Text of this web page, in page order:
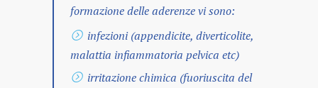
formazione delle aderenze vi sono:
infezioni (appendicite, diverticolite,
malattia infiammatoria pelvica etc)
irritazione chimica (fuoriuscita del